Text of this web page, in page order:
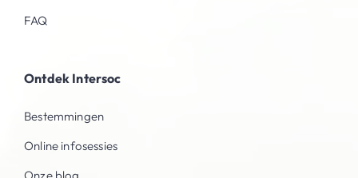
FAQ
Ontdek Intersoc
Bestemmingen
Online infosessies